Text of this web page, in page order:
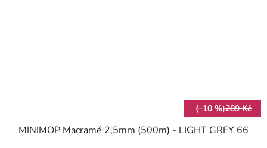
(–10 %)289 Kč
MINIMOP Macramé 2,5mm (500m) - LIGHT GREY 66